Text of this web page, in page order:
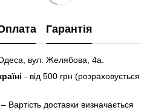
Гарантія
вул. Желябова, 4а.
- від 500 грн (розраховується
– Вартість доставки визначається